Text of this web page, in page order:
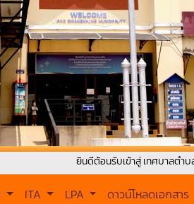
ยินดีต้อนรับเข้าสู่ เทศบาลตำบลเวียงเชียง
ITA LPA ดาวน์โหลดเอกสาร